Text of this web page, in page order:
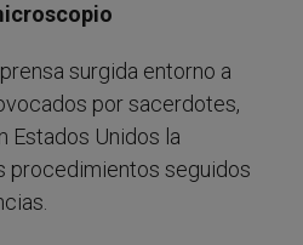
surgida entorno a
por sacerdotes,
Estados Unidos la
procedimientos seguidos